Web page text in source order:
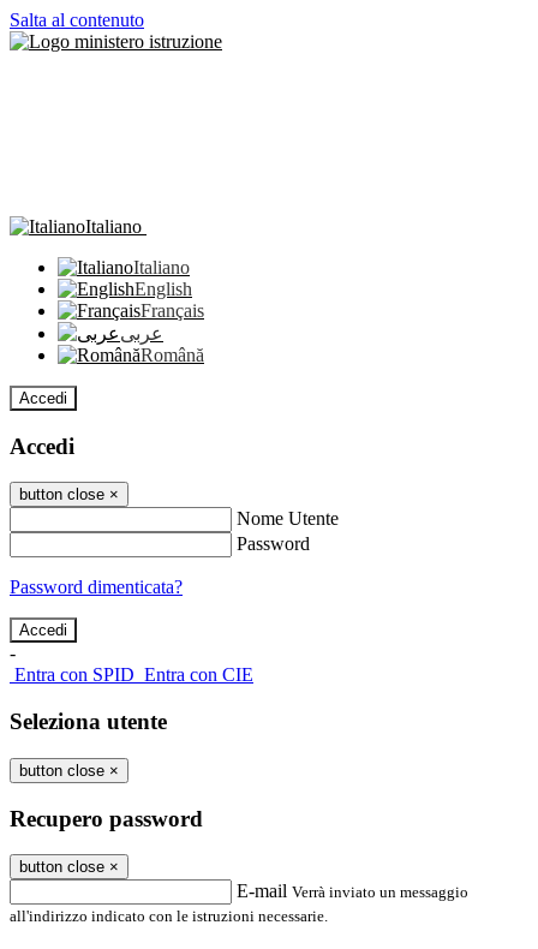
Salta al contenuto
Italiano
Italiano
English
Français
عربى
Română
Accedi
Accedi
button close ×
Nome Utente
Password
Password dimenticata?
-
Entra con SPID Entra con CIE
Seleziona utente
button close ×
Recupero password
button close ×
E-mail Verrà inviato un messaggio
all'indirizzo indicato con le istruzioni necessarie.